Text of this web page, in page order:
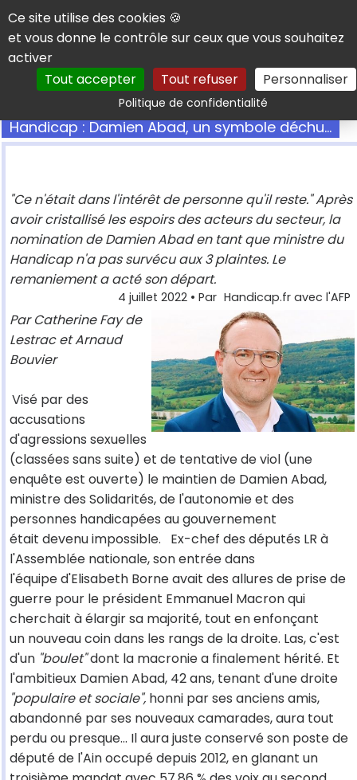
Panneau de gestion des cookies
Ce site utilise des cookies 🍪
et vous donne le contrôle sur ceux que vous souhaitez
activer
Tout accepter
Tout refuser Personnaliser
Politique de confidentialitéRechercher
Handicap : Damien Abad, un symbole déchu...
"Ce n'était dans l'intérêt de personne qu'il reste." Après
avoir cristallisé les espoirs des acteurs du secteur, la
nomination de Damien Abad en tant que ministre du
Handicap n'a pas survécu aux 3 plaintes. Le
remaniement a acté son départ.
4 juillet 2022 • Par Handicap.fr avec l'AFP
Par Catherine Fay de
Lestrac et Arnaud
Bouvier
Visé par des
accusations
d'agressions sexuelles
(classées sans suite) et de tentative de viol (une
enquête est ouverte) le maintien de Damien Abad,
ministre des Solidarités, de l'autonomie et des
personnes handicapées au gouvernement
était devenu impossible.
Ex-chef des députés LR à
l'Assemblée nationale, son entrée dans
l'équipe d'Elisabeth Borne avait des allures de prise de
guerre pour le président Emmanuel Macron qui
cherchait à élargir sa majorité, tout en enfonçant
un nouveau coin dans les rangs de la droite. Las, c'est
d'un "boulet"dont la macronie a finalement hérité. Et
l'ambitieux Damien Abad, 42 ans, tenant d'une droite
"populaire et sociale", honni par ses anciens amis,
abandonné par ses nouveaux camarades, aura tout
perdu ou presque... Il aura juste conservé son poste de
député de l'Ain occupé depuis 2012, en glanant un